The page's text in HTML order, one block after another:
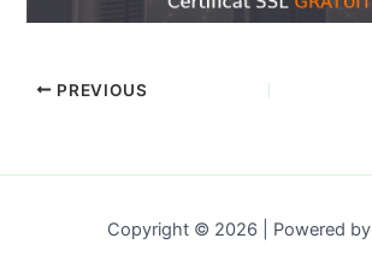
PREVIOUS
Copyright © 2026 | Powered by